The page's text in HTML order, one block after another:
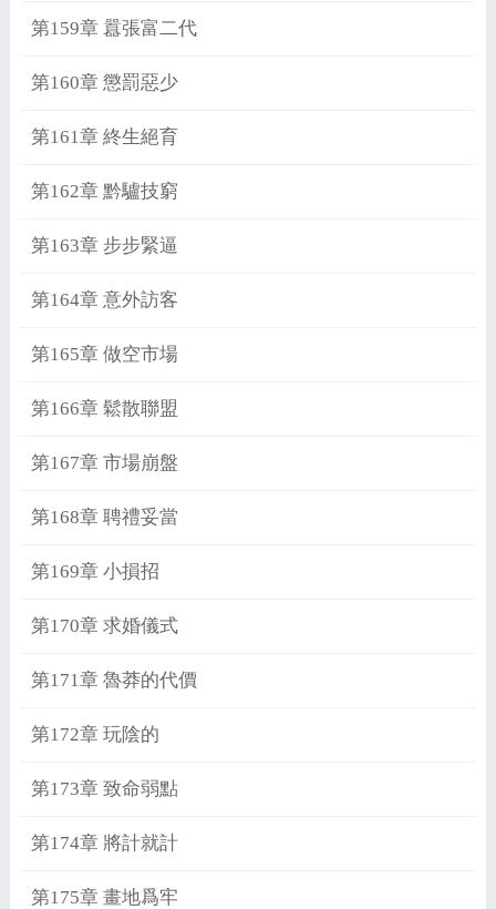
第159章 囂張富二代
第160章 懲罰惡少
第161章 終生絕育
第162章 黔驢技窮
第163章 步步緊逼
第164章 意外訪客
第165章 做空市場
第166章 鬆散聯盟
第167章 市場崩盤
第168章 聘禮妥當
第169章 小損招
第170章 求婚儀式
第171章 魯莽的代價
第172章 玩陰的
第173章 致命弱點
第174章 將計就計
第175章 畫地爲牢